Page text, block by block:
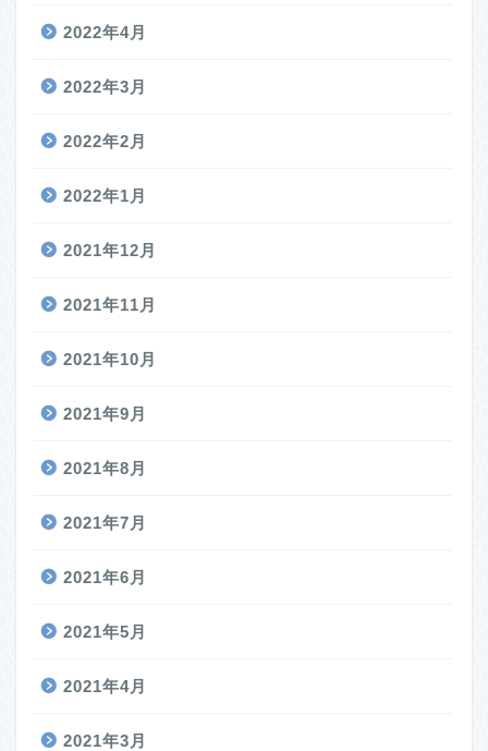
2022年4月
2022年3月
2022年2月
2022年1月
2021年12月
2021年11月
2021年10月
2021年9月
2021年8月
2021年7月
2021年6月
2021年5月
2021年4月
2021年3月